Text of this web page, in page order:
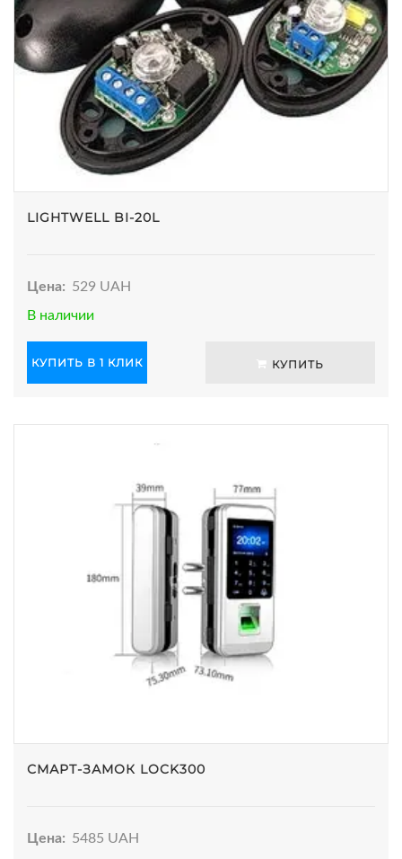
LIGHTWELL BI-20L
Цена: 529 UAH
В наличии
КУПИТЬ В 1 КЛИК КУПИТЬ
СМАРТ-ЗАМОК LOCK300
Цена: 5485 UAH